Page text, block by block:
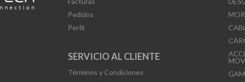
Pedidos
Perfil
SERVICIO AL CLIENTE
Términos y Condiciones